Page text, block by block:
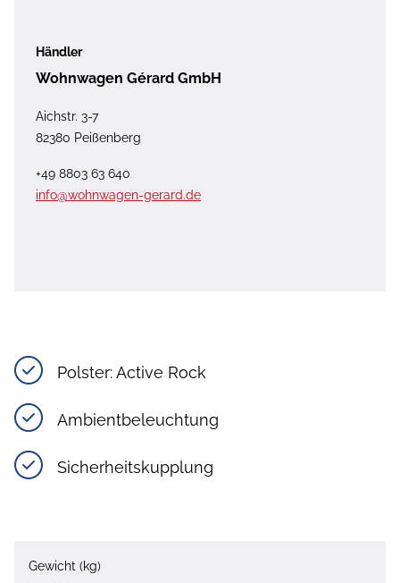
Händler
Wohnwagen Gérard GmbH
Aichstr. 3-7
82380 Peißenberg
+49 8803 63 640
info@wohnwagen-gerard.de
Polster: Active Rock
Ambientbeleuchtung
Sicherheitskupplung
Gewicht (kg)